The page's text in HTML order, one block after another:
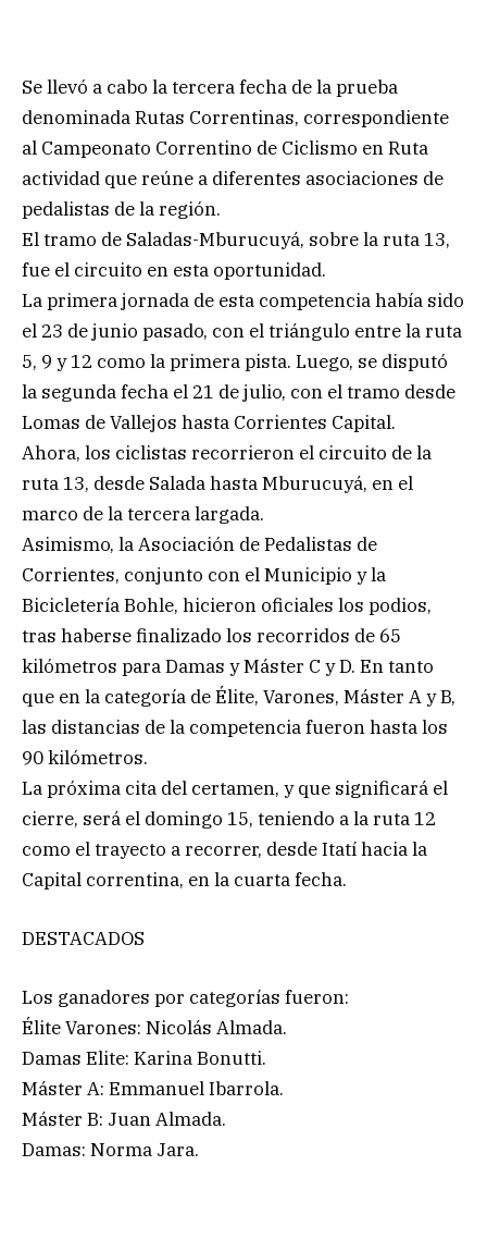
Se llevó a cabo la tercera fecha de la prueba
denominada Rutas Correntinas, correspondiente
al Campeonato Correntino de Ciclismo en Ruta
actividad que reúne a diferentes asociaciones de
pedalistas de la región.
El tramo de Saladas-Mburucuyá, sobre la ruta 13,
fue el circuito en esta oportunidad.
La primera jornada de esta competencia había sido
el 23 de junio pasado, con el triángulo entre la ruta
5, 9 y 12 como la primera pista. Luego, se disputó
la segunda fecha el 21 de julio, con el tramo desde
Lomas de Vallejos hasta Corrientes Capital.
Ahora, los ciclistas recorrieron el circuito de la
ruta 13, desde Salada hasta Mburucuyá, en el
marco de la tercera largada.
Asimismo, la Asociación de Pedalistas de
Corrientes, conjunto con el Municipio y la
Bicicletería Bohle, hicieron oficiales los podios,
tras haberse finalizado los recorridos de 65
kilómetros para Damas y Máster C y D. En tanto
que en la categoría de Élite, Varones, Máster A y B,
las distancias de la competencia fueron hasta los
90 kilómetros.
La próxima cita del certamen, y que significará el
cierre, será el domingo 15, teniendo a la ruta 12
como el trayecto a recorrer, desde Itatí hacia la
Capital correntina, en la cuarta fecha.
DESTACADOS
Los ganadores por categorías fueron:
Élite Varones: Nicolás Almada.
Damas Elite: Karina Bonutti.
Máster A: Emmanuel Ibarrola.
Máster B: Juan Almada.
Damas: Norma Jara.